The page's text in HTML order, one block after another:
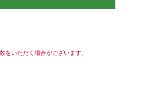
をいただく場合がございます。